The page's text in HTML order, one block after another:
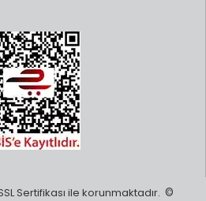
Sertifikası ile korunmaktadır. ©